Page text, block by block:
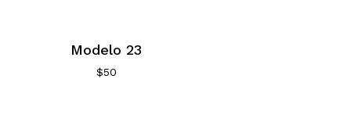
Modelo 23
$50